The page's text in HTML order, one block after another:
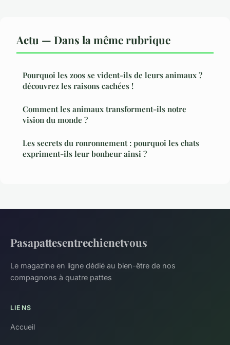
Actu — Dans la même rubrique
Pourquoi les zoos se vident-ils de leurs animaux ?
découvrez les raisons cachées !
Comment les animaux transforment-ils notre
vision du monde ?
Les secrets du ronronnement : pourquoi les chats
expriment-ils leur bonheur ainsi ?
Pasapattesentrechienetvous
Le magazine en ligne dédié au bien-être de nos
compagnons à quatre pattes
LIENS
Accueil